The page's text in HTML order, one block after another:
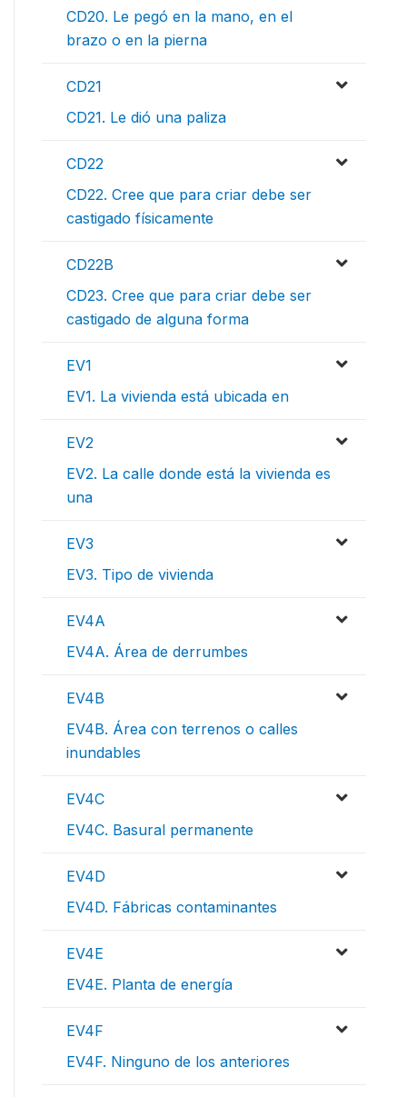
CD20. Le pegó en la mano, en el
brazo o en la pierna
CD21
CD21. Le dió una paliza
CD22
CD22. Cree que para criar debe ser
castigado físicamente
CD22B
CD23. Cree que para criar debe ser
castigado de alguna forma
EV1
EV1. La vivienda está ubicada en
EV2
EV2. La calle donde está la vivienda es
una
EV3
EV3. Tipo de vivienda
EV4A
EV4A. Área de derrumbes
EV4B
EV4B. Área con terrenos o calles
inundables
EV4C
EV4C. Basural permanente
EV4D
EV4D. Fábricas contaminantes
EV4E
EV4E. Planta de energía
EV4F
EV4F. Ninguno de los anteriores